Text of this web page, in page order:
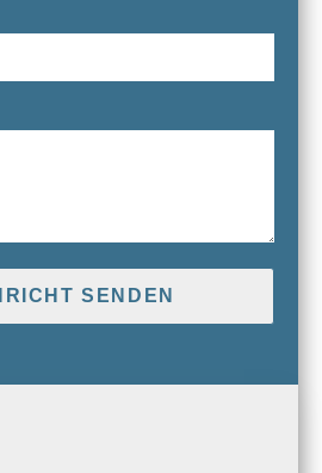
SENDEN